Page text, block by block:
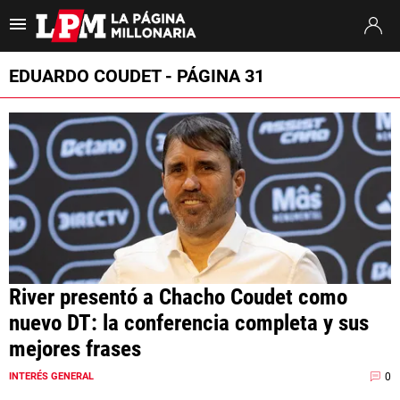
Es tendencia: Thiago Almada River Jaime Peñarol River
ULTIMAS NOTICIAS
STREAMING
TORNEO CLAUSURA
SUDAMERICANA
MERCADO DE PASES
FIXTURE
POSICIONES
OPINIÓN
EDUARDO COUDET - PÁGINA 31
River presentó a Chacho Coudet como
nuevo DT: la conferencia completa y sus
mejores frases
INTERÉS GENERAL 0